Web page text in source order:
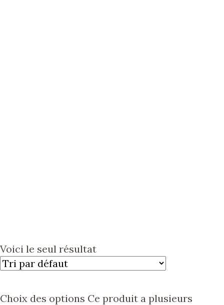
Voici le seul résultat
Choix des options Ce produit a plusieurs